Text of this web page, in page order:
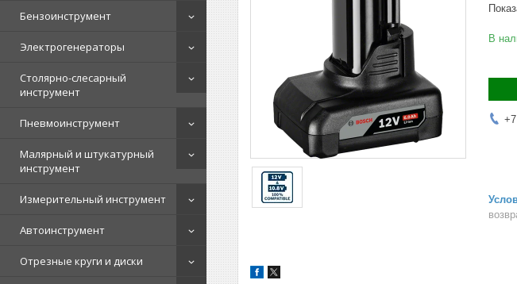
Бензоинструмент
Электрогенераторы
Столярно-слесарный
инструмент
Пневмоинструмент
Малярный и штукатурный
инструмент
Измерительный инструмент
Автоинструмент
Отрезные круги и диски
В